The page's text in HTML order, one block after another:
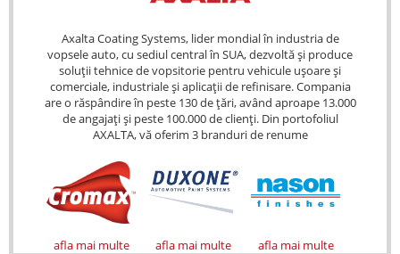
Axalta Coating Systems, lider mondial în industria de
vopsele auto, cu sediul central în SUA, dezvoltă și produce
soluții tehnice de vopsitorie pentru vehicule ușoare și
comerciale, industriale și aplicații de refinisare. Compania
are o răspândire în peste 130 de țări, având aproape 13.000
de angajați și peste 100.000 de clienți. Din portofoliul
AXALTA, vă oferim 3 branduri de renume
afla mai multe afla mai multe afla mai multe